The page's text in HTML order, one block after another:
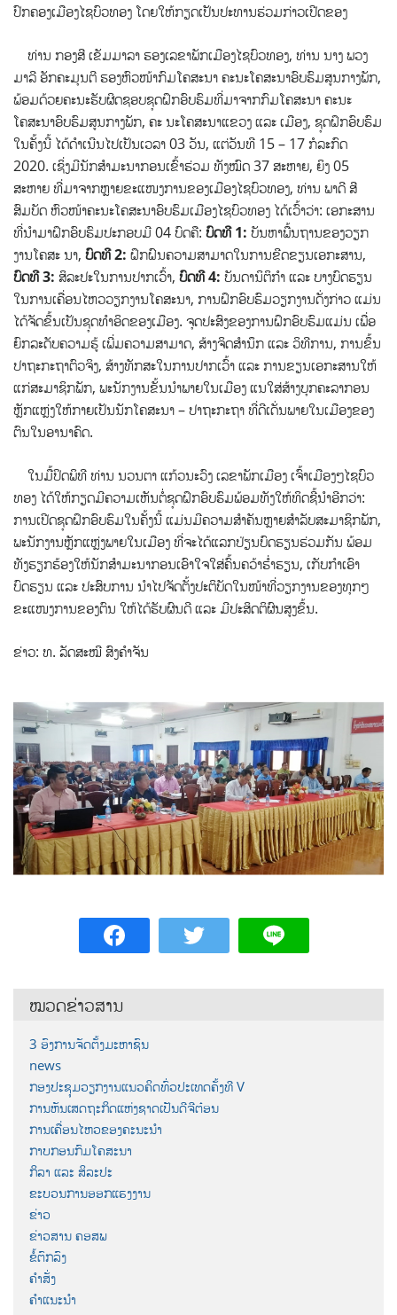
ປົກຄອງເມືອງໄຊບົວທອງ ໂດຍໃຫ້ກຽດເປັນປະທານຮ່ວມກ່າວເປີດຂອງ
ທ່ານ ກອງສີ ເຂັມມາລາ ຮອງເລຂາພັກເມືອງໄຊບົວທອງ, ທ່ານ ນາງ ພວງ
ມາລີ ອັກຄະມຸນຕີ ຮອງຫົວໜ້າກົມໂຄສະນາ ຄະນະໂຄສະນາອົບຮົມສູນກາງພັກ,
ພ້ອມດ້ວຍຄະນະຮັບຜິດຊອບຊຸດຝຶກອົບຮົມທີ່ມາຈາກກົມໂຄສະນາ ຄະນະ
ໂຄສະນາອົບຮົມສູນກາງພັກ, ຄະ ນະໂຄສະນາແຂວງ ແລະ ເມືອງ, ຊຸດຝຶກອົບຮົມ
ໃນຄັ້ງນີ້ ໄດ້ດໍາເນີນໄປເປັນເວລາ 03 ວັນ, ແຕ່ວັນທີ 15 – 17 ກໍລະກົດ
2020. ເຊິ່ງມີນັກສໍາມະນາກອນເຂົ້າຮ່ວມ ທັງໝົດ 37 ສະຫາຍ, ຍິງ 05 ​
ສະຫາຍ ທີ່ມາຈາກຫຼາຍຂະແໜງການຂອງເມືອງໄຊບົວທອງ, ທ່ານ ພາດີ ສີ
ສົມບັດ ຫົວໜ້າຄະນະໂຄສະນາອົບຮົມເມືອງໄຊບົວທອງ ໄດ້ເວົ້າວ່າ: ເອກະສານ
ທີ່ນໍາມາຝຶກອົບຮົມປະກອບມີ 04 ບົດຄື: ບົດທີ1: ບັນຫາພື້ນຖານຂອງວຽກ
ງານໂຄສະ ນາ, ບົດທີ2: ຝຶກຝົນຄວາມສາມາດໃນການຂີດຂຽນເອກະສານ,
ບົດທີ3: ສິລະປະໃນການປາກເວົ້າ, ບົດທີ4: ບັນດານິຕິກໍາ ແລະ ບາງບົດຮຽນ
ໃນການເຄື່ອນໄຫວວຽກງານໂຄສະນາ, ການຝຶກອົບຮົມວຽກງານດັ່ງກ່າວ ແມ່ນ
ໄດ້ຈັດຂຶ້ນເປັນຊຸດທຳອິດຂອງເມືອງ. ຈຸດປະສົງຂອງການຝຶກອົບຮົມແມ່ນ ເພື່ອ
ຍົກລະດັບຄວາມຮູ້ ເພີ່ມຄວາມສາມາດ, ສ້າງຈິດສໍານຶກ ແລະ ວິທີການ, ການຂຶ້ນ
ປາຖະກະຖາຕົວຈິງ, ສ້າງທັກສະໃນການປາກເວົ້າ ແລະ ການຂຽນເອກະສານໃຫ້
ແກ່ສະມາຊິກພັກ, ພະນັກງານຂັ້ນນໍາພາຍໃນເມືອງ ແນໃສ່ສ້າງບຸກຄະລາກອນ
ຫຼັກແຫຼ່ງໃຫ້ກາຍເປັນນັກໂຄສະນາ – ປາຖະກະຖາ ທີ່ດີເດັ່ນພາຍໃນເມືອງຂອງ
ຕົນໃນອານາຄົດ.
ໃນມື້ປິດພິທີ ທ່ານ ນວນຕາ ແກ້ວນະວົງ ເລຂາພັກເມືອງ ເຈົ້າເມືອງໆໄຊບົວ
ທອງ ​ໄດ້ໃຫ້ກຽດມີຄວາມເຫັນຕໍ່ຊຸດຝຶກອົບຮົມພ້ອມທັງໃຫ້ທິດຊີ້ນຳອີກວ່າ:
ການເປີດຊຸດຝຶກອົບຮົມໃນຄັ້ງນີ້ ແມ່ນມີຄວາມສໍາຄັນຫຼາຍສໍາລັບສະມາຊິກພັກ,
ພະນັກງານຫຼັກແຫຼ່ງພາຍໃນເມືອງ ທີ່ຈະໄດ້ແລກປ່ຽນບົດຮຽນຮ່ວມກັນ ພ້ອມ
ທັງຮຽກຮ້ອງໃຫ້ນັກສໍາມະນາກອນເອົາໃຈໃສ່ຄົ້ນຄວ້າຮໍ່າຮຽນ, ເກັບກໍາເອົາ
ບົດຮຽນ ແລະ ປະສົບການ ນໍາໄປຈັດຕັ້ງປະຕິບັດໃນໜ້າທີ່ວຽກງານຂອງທຸກໆ
ຂະແໜງການຂອງຕົນ ໃຫ້ໄດ້ຮັບຜົນດີ ແລະ ມີປະສິດຕິຜົນສູງຂຶ້ນ.
ຂ່າວ: ທ. ລັດສະໝີ ສົງຄຳຈັນ
ໝວດຂ່າວສານ
3 ອົງການຈັດຕັ້ງມະຫາຊົນ
news
ກອງປະຊຸມວຽກງານແນວຄິດທົ່ວປະເທດຄັ້ງທີ V
ການຫັນເສດຖະກິດແຫ່ງຊາດເປັນດີຈີຕ໋ອນ
ການເຄື່ອນໄຫວຂອງຄະນະນຳ
ກາບກອນກົມໂຄສະນາ
ກິລາ ແລະ ສິລະປະ
ຂະບວນການອອກແຮງງານ
ຂ່າວ
ຂ່າວສານ ຄອສພ
ຂໍ້ຕົກລົງ
ຄຳສັ່ງ
ຄຳແນະນຳ